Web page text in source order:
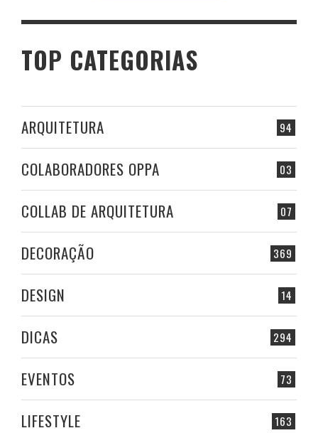
TOP CATEGORIAS
94
ARQUITETURA
03
COLABORADORES OPPA
07
COLLAB DE ARQUITETURA
369
DECORAÇÃO
14
DESIGN
294
DICAS
73
EVENTOS
163
LIFESTYLE